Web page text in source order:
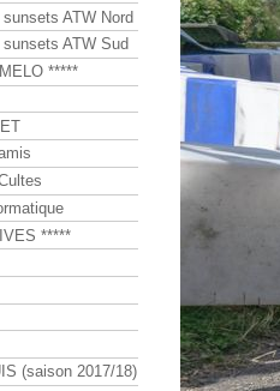
ATW Nord
ATW Sud
*****
*****
(saison 2017/18)